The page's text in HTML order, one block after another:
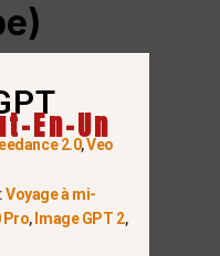
d'accueil
verrez :
En-Un
2.0,Veo
Voyage à mi-
Pro, Image GPT 2,